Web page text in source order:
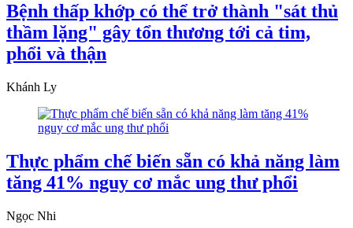
Bệnh thấp khớp có thể trở thành "sát thủ
thầm lặng" gây tổn thương tới cả tim,
phổi và thận
Khánh Ly
Thực phẩm chế biến sẵn có khả năng làm
tăng 41% nguy cơ mắc ung thư phổi
Ngọc Nhi